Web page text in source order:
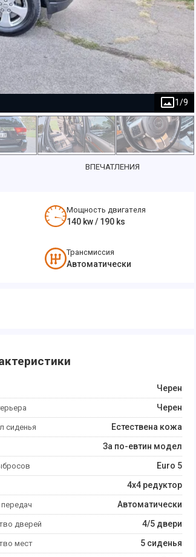
1/9
ВПЕЧАТЛЕНИЯ
Мощность двигателя
140 kw / 190 ks
Трансмиссия
Автоматически
Черен
Черен
сиденья Естествена кожа
За по-евтин модел
Euro 5
4x4 редуктор
Автоматически
дверей 4/5 двери
мест 5 сиденья